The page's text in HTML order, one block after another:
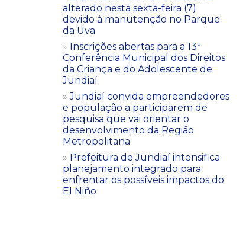
alterado nesta sexta-feira (7)
devido à manutenção no Parque
da Uva
Inscrições abertas para a 13ª
Conferência Municipal dos Direitos
da Criança e do Adolescente de
Jundiaí
Jundiaí convida empreendedores
e população a participarem de
pesquisa que vai orientar o
desenvolvimento da Região
Metropolitana
Prefeitura de Jundiaí intensifica
planejamento integrado para
enfrentar os possíveis impactos do
El Niño